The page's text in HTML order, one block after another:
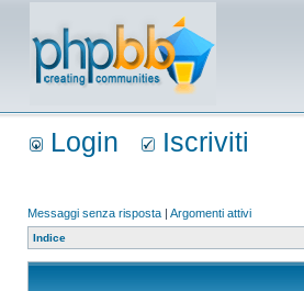
Login Iscriviti
Messaggi senza risposta | Argomenti attivi
Indice